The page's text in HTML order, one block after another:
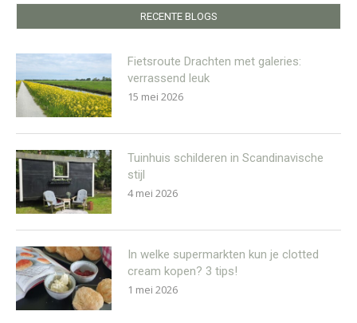
RECENTE BLOGS
Fietsroute Drachten met galeries:
verrassend leuk
15 mei 2026
Tuinhuis schilderen in Scandinavische
stijl
4 mei 2026
In welke supermarkten kun je clotted
cream kopen? 3 tips!
1 mei 2026